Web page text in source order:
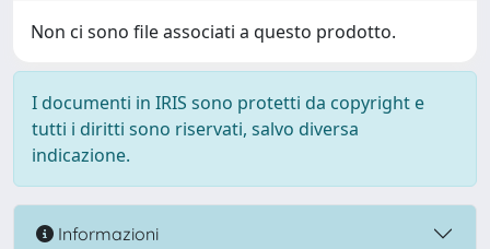
Non ci sono file associati a questo prodotto.
I documenti in IRIS sono protetti da copyright e
tutti i diritti sono riservati, salvo diversa
indicazione.
Informazioni